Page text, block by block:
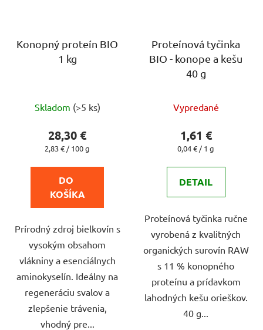
Konopný proteín BIO
1 kg
hodnotenie
je
z
5
hviezdičiek.
Skladom (>5 ks)
28,30 €
Jednotková
2,83 € / 100 g
DO
KOŠÍKA
Prírodný zdroj bielkovín s
vysokým obsahom
vlákniny a esenciálnych
aminokyselín. Ideálny na
regeneráciu svalov a
zlepšenie trávenia,
vhodný pre...
Proteínová tyčinka
BIO - konope a kešu
40 g
hodnotenie
je
Vypredané
1,61 €
Jednotková
0,04 € / 1 g
DETAIL
Proteínová tyčinka ručne
vyrobená z kvalitných
organických surovín RAW
s 11 % konopného
proteínu a prídavkom
lahodných kešu orieškov.
40 g...